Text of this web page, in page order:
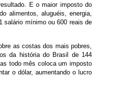
E o maior imposto do
alimentos, aluguéis, energia,
salário mínimo ou 600 reais de
as costas dos mais pobres,
da história do Brasil de 144
todo mês coloca um imposto
o dólar, aumentando o lucro